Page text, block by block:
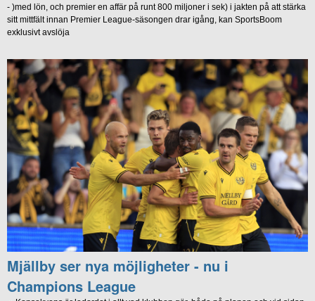
- )med lön, och premier en affär på runt 800 miljoner i sek) i jakten på att stärka
sitt mittfält innan Premier League-säsongen drar igång, kan SportsBoom
exklusivt avslöja
Mjällby ser nya möjligheter - nu i
Champions League